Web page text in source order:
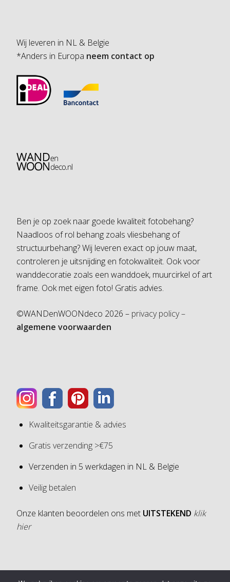
Wij leveren in NL & Belgie
*Anders in Europa neem contact op
Ben je op zoek naar goede kwaliteit fotobehang?
Naadloos of rol behang zoals vliesbehang of
structuurbehang? Wij leveren exact op jouw maat,
controleren je uitsnijding en fotokwaliteit. Ook voor
wanddecoratie zoals een wanddoek, muurcirkel of art
frame. Ook met eigen foto! Gratis advies.
©WANDenWOONdeco 2026 – privacy policy –
algemene voorwaarden
Kwaliteitsgarantie & advies
Gratis verzending >€75
Verzenden in 5 werkdagen in NL & Belgie
Veilig betalen
Onze klanten beoordelen ons met UITSTEKEND klik
hier